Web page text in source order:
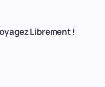
Librement !